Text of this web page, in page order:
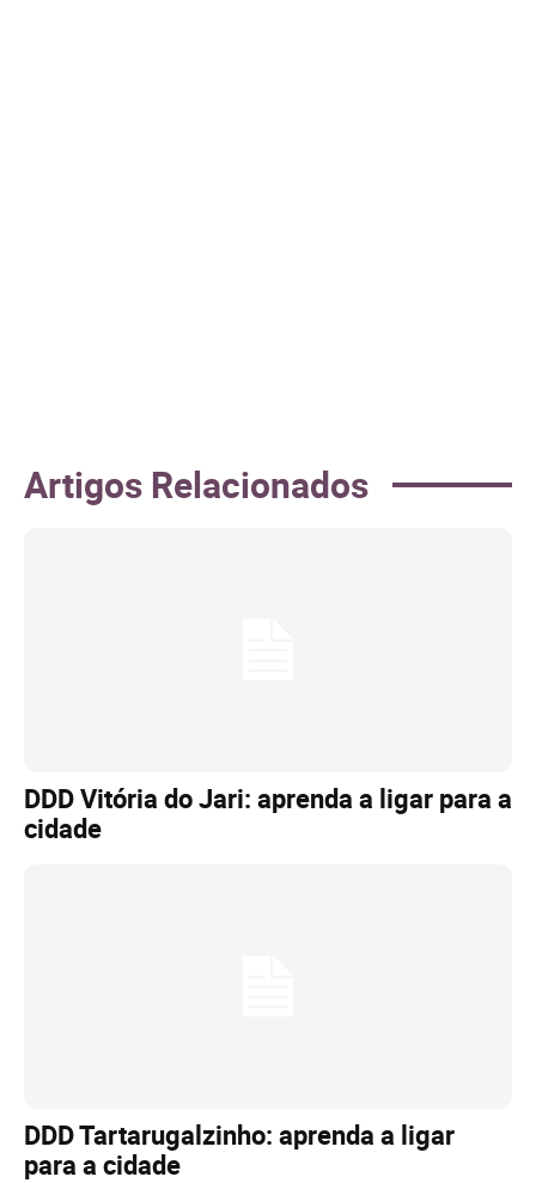
Artigos Relacionados
DDD Vitória do Jari: aprenda a ligar para a
cidade
DDD Tartarugalzinho: aprenda a ligar
para a cidade